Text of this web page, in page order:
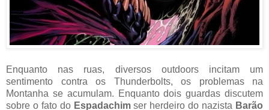
Enquanto nas ruas, diversos outdoors incitam um
sentimento contra os Thunderbolts, os problemas na
Montanha se acumulam. Enquanto dois guardas discutem
sobre o fato do Espadachimser herdeiro do nazista Barão